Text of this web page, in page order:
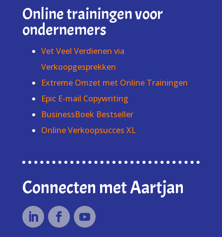
Online trainingen voor
ondernemers
Vet Veel Verdienen via
Verkoopgesprekken
Extreme Omzet met Online Trainingen
Epic E-mail Copywriting
BusinessBoek Bestseller
Online Verkoopsucces XL
Connecten met Aartjan